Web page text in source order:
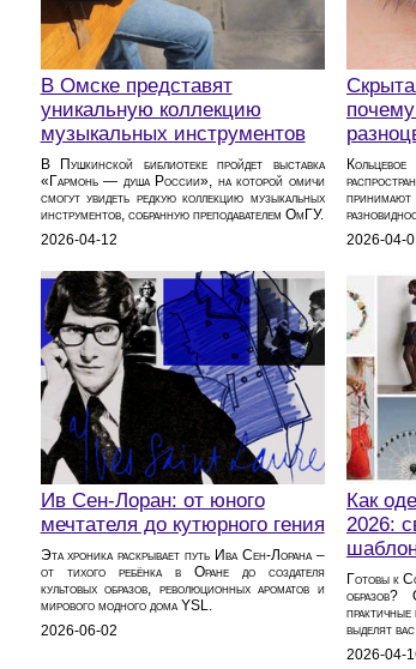
В Омске представят
уникальную коллекцию
музыкальных инструментов
В Пушкинской библиотеке пройдет выставка
«Гармонь — душа России», на которой омичи
смогут увидеть редкую коллекцию музыкальных
инструментов, собранную преподавателем ОмГУ.
2026-04-12
2026-04-
Ив Сен-Лоран: от юного
мечтателя до кутюрного гения
Эта хроника раскрывает путь Ива Сен-Лорана –
от тихого ребёнка в Оране до создателя
культовых образов, революционных ароматов и
мирового модного дома YSL.
2026-06-02
Как
2026:
Готовы к
выделят
2026-04-